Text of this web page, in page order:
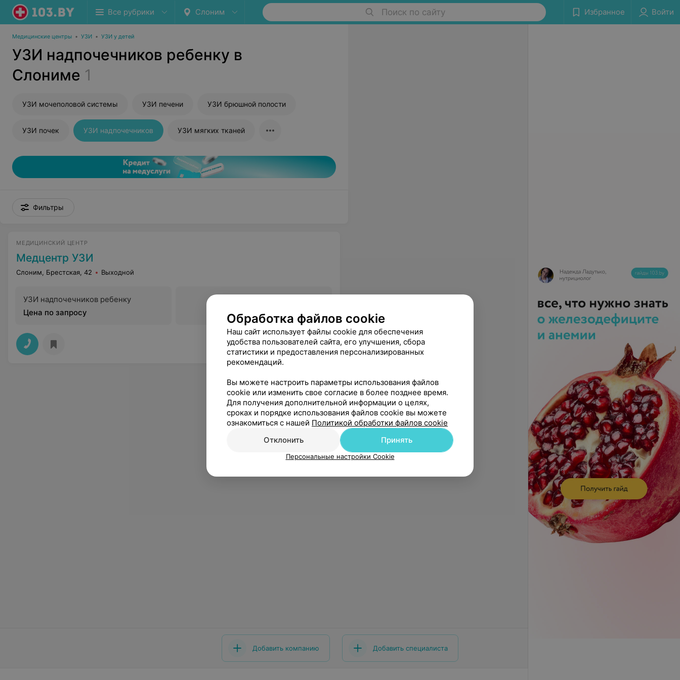
Все рубрики Слоним Поиск по сайту Избранное Войти
Медицинские центры • УЗИ • УЗИ у детей
УЗИ надпочечников ребенку в
Слониме 1
УЗИ мочеполовой системы УЗИ печени УЗИ брюшной полости
УЗИ почек УЗИ надпочечников УЗИ мягких тканей
Фильтры
МЕДИЦИНСКИЙ ЦЕНТР
Медцентр УЗИ
Слоним, Брестская, 42 Выходной
УЗИ надпочечников ребенку
Цена по запросу
Добавить компанию Добавить специалиста
Обработка файлов cookie
Наш сайт использует файлы cookie для обеспечения
удобства пользователей сайта, его улучшения, сбора
статистики и предоставления персонализированных
рекомендаций.
Вы можете настроить параметры использования файлов
cookie или изменить свое согласие в более позднее время.
Для получения дополнительной информации о целях,
сроках и порядке использования файлов cookie вы можете
ознакомиться с нашей Политикой обработки файлов cookie
Отклонить
Принять
Персональные настройки Cookie